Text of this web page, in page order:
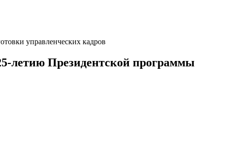
управленческих кадров
летию Президентской программы